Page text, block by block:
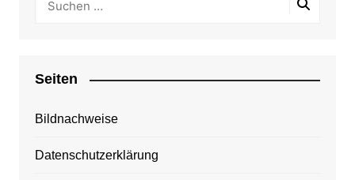
Seiten
Bildnachweise
Datenschutzerklärung